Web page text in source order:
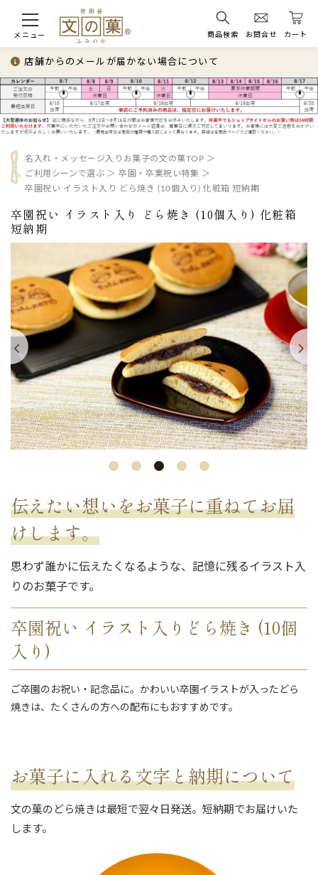
メニュー 商品検索 お問合せ カート
店舗からのメールが届かない場合について
名入れ・メッセージ入りお菓子の文の菓TOP
ご利用シーンで選ぶ
卒園・卒業祝い特集
卒園祝い イラスト入り どら焼き (10個入り) 化粧箱 短納期
卒園祝い イラスト入り どら焼き (10個入り) 化粧箱
短納期
伝えたい想いをお菓子に重ねてお届
けします。
思わず誰かに伝えたくなるような、記憶に残るイラスト入
りのお菓子です。
卒園祝い イラスト入りどら焼き (10個
入り)
ご卒園のお祝い・記念品に。かわいい卒園イラストが入ったどら
焼きは、たくさんの方への配布にもおすすめです。
お菓子に入れる文字と納期について
文の菓のどら焼きは最短で翌々日発送。短納期でお届けいた
します。